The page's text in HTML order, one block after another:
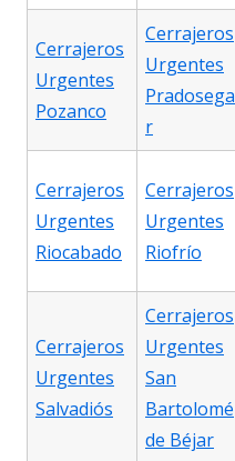
Cerrajeros
Urgentes
Pozanco
Cerrajeros
Urgentes
Pradosega
r
Cerrajeros
Urgentes
Riocabado
Cerrajeros
Urgentes
Riofrío
Cerrajeros
Urgentes
Salvadiós
Cerrajeros
Urgentes
San
Bartolomé
de Béjar